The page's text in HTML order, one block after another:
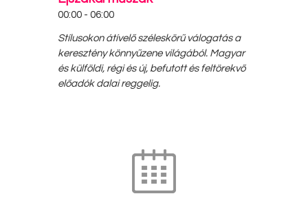
00:00 - 06:00
Stílusokon átívelő széleskörű válogatás a
keresztény könnyűzene világából. Magyar
és külföldi, régi és új, befutott és feltörekvő
előadók dalai reggelig.